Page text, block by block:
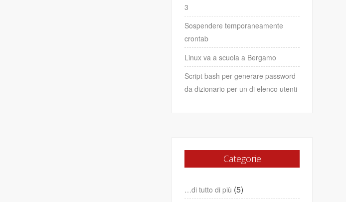
3
Sospendere temporaneamente
crontab
Linux va a scuola a Bergamo
Script bash per generare password
da dizionario per un di elenco utenti
Categorie
…di tutto di più (5)